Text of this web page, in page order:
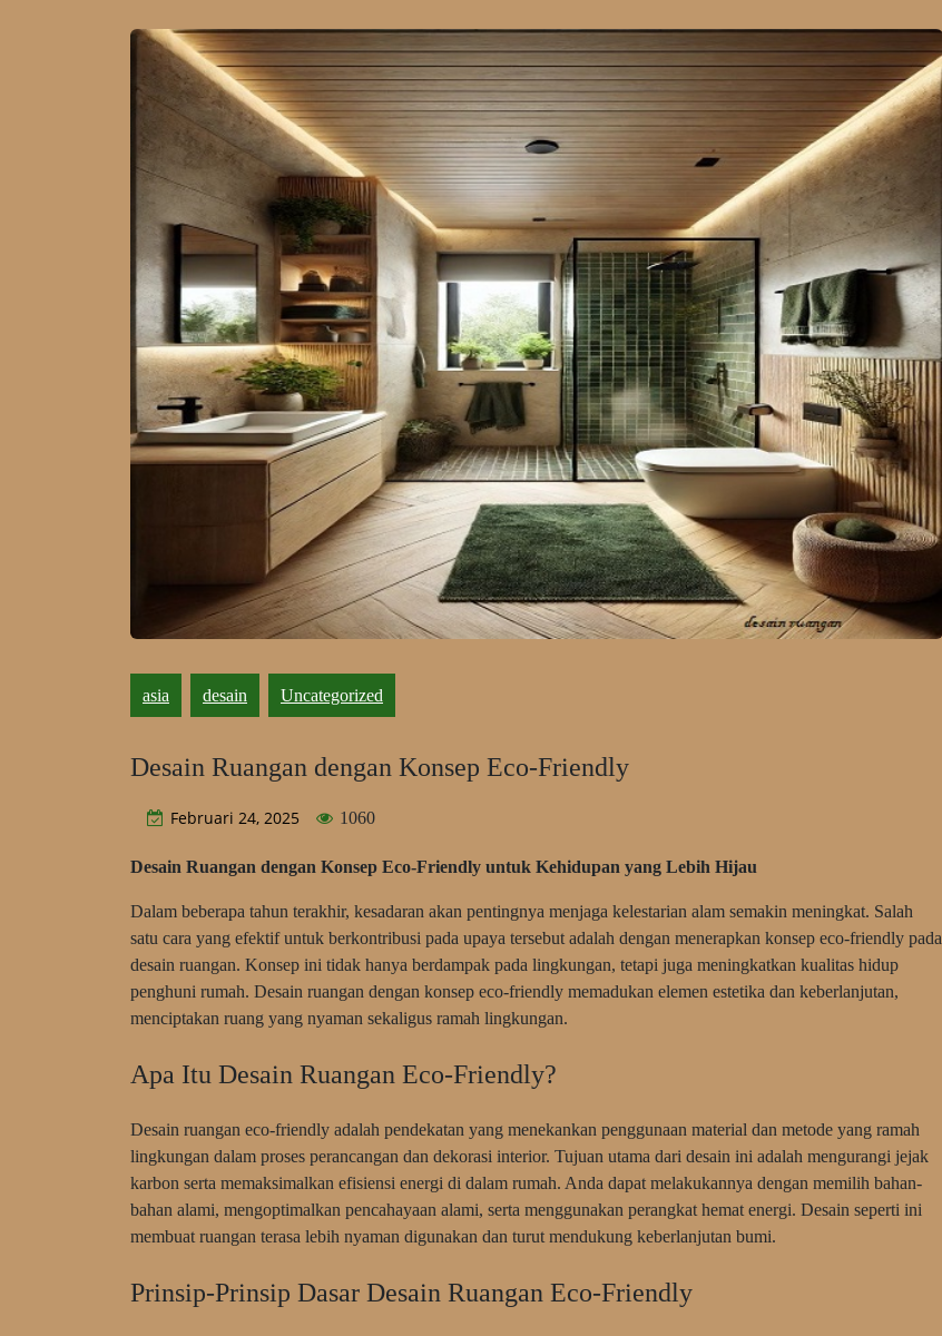
asia desain Uncategorized
Desain Ruangan dengan Konsep Eco-Friendly
Februari 24, 2025 1060
Desain Ruangan dengan Konsep Eco-Friendly untuk Kehidupan yang Lebih Hijau
Dalam beberapa tahun terakhir, kesadaran akan pentingnya menjaga kelestarian alam semakin meningkat. Salah
satu cara yang efektif untuk berkontribusi pada upaya tersebut adalah dengan menerapkan konsep eco-friendly pada
desain ruangan. Konsep ini tidak hanya berdampak pada lingkungan, tetapi juga meningkatkan kualitas hidup
penghuni rumah. Desain ruangan dengan konsep eco-friendly memadukan elemen estetika dan keberlanjutan,
menciptakan ruang yang nyaman sekaligus ramah lingkungan.
Apa Itu Desain Ruangan Eco-Friendly?
Desain ruangan eco-friendly adalah pendekatan yang menekankan penggunaan material dan metode yang ramah
lingkungan dalam proses perancangan dan dekorasi interior. Tujuan utama dari desain ini adalah mengurangi jejak
karbon serta memaksimalkan efisiensi energi di dalam rumah. Anda dapat melakukannya dengan memilih bahan-
bahan alami, mengoptimalkan pencahayaan alami, serta menggunakan perangkat hemat energi. Desain seperti ini
membuat ruangan terasa lebih nyaman digunakan dan turut mendukung keberlanjutan bumi.
Prinsip-Prinsip Dasar Desain Ruangan Eco-Friendly